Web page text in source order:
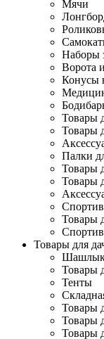
Мячи
Наборы
Ворота
Конусы
Товары
Товары
Палки
Товары
Товары
Товары
Товары для
Товары
Тенты
Товары
Товары
Товары